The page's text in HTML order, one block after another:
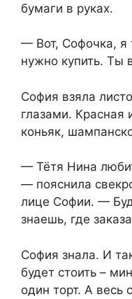
бумаги в руках.
— Вот, Софочка, я
нужно купить. Ты
София взяла
глазами. Красная
коньяк,
— Тётя Нина
— пояснила
лице Софии. —
знаешь, где
София знала. И
будет стоить –
один торт. А весь